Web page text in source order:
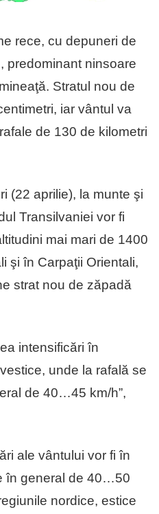
rece, cu depuneri de
predominant ninsoare
Stratul nou de
iar vântul va
de 130 de kilometri
(22 aprilie), la munte şi
Transilvaniei vor fi
mai mari de 1400
şi în Carpaţii Orientali,
strat nou de zăpadă
intensificări în
unde la rafală se
de 40…45 km/h”,
ale vântului vor fi în
în general de 40…50
nordice, estice